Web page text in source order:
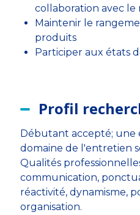
collaboration avec le
Maintenir le
produits
Participer aux états
Profil
Débutant accepté; une
domaine de l'entretien
Qualités
communication,
réactivité, dynamisme,
organisation.